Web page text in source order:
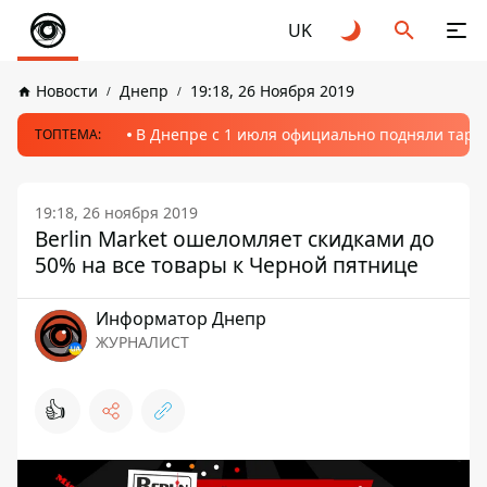
UK
Новости Днепр 19:18, 26 Ноября 2019
ТОПТЕМА: В Днепре с 1 июля официально подняли
19:18, 26 ноября 2019
Berlin Market ошеломляет скидками до
50% на все товары к Черной пятнице
Информатор Днепр
ЖУРНАЛИСТ
👍